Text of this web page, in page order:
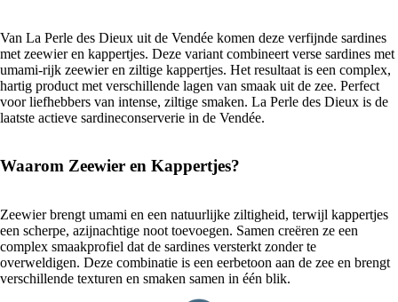
Van La Perle des Dieux uit de Vendée komen deze verfijnde sardines
met zeewier en kappertjes. Deze variant combineert verse sardines met
umami-rijk zeewier en ziltige kappertjes. Het resultaat is een complex,
hartig product met verschillende lagen van smaak uit de zee. Perfect
voor liefhebbers van intense, ziltige smaken. La Perle des Dieux is de
laatste actieve sardineconserverie in de Vendée.
Waarom Zeewier en Kappertjes?
Zeewier brengt umami en een natuurlijke ziltigheid, terwijl kappertjes
een scherpe, azijnachtige noot toevoegen. Samen creëren ze een
complex smaakprofiel dat de sardines versterkt zonder te
overweldigen. Deze combinatie is een eerbetoon aan de zee en brengt
verschillende texturen en smaken samen in één blik.